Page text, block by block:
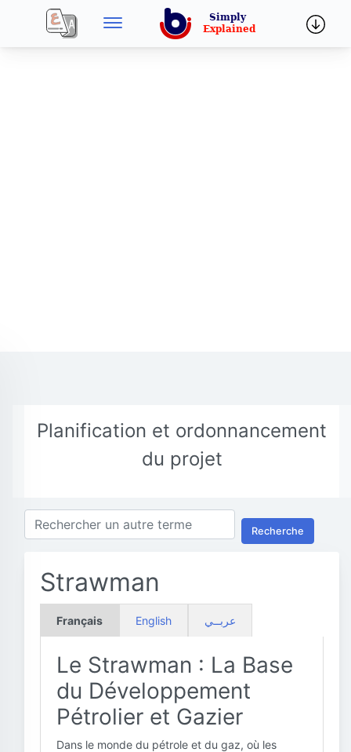
Planification et ordonnancement
du projet
Recherche
Strawman
Français English عربــي
Le Strawman : La Base
du Développement
Pétrolier et Gazier
Dans le monde du pétrole et du gaz, où les